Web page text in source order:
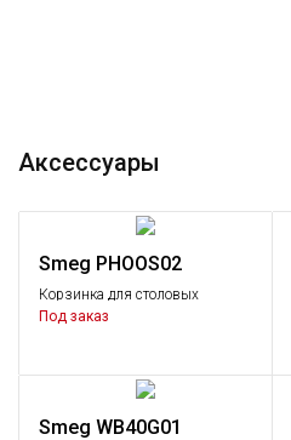
Аксессуары
Smeg PHOOS02
Корзинка для столовых
приборов прямоугольная
Под заказ
Smeg WB40G01